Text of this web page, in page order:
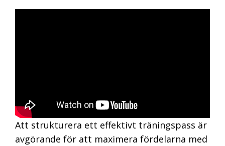
Att strukturera ett effektivt träningspass är
avgörande för att maximera fördelarna med